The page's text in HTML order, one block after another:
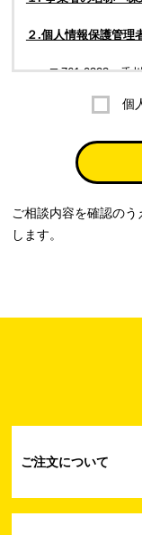
２.個人情報保護管
〒761-0323 香
株式会社ラブ・
電話：087-847-
電子メール：
３. 個人情報（保有
受発注業務
会員管理業務
個
ご相談内容を確認の
します。
ご注文について